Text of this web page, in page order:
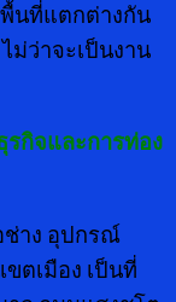
นที่แตกต่างกัน
ม่ว่าจะเป็นงาน
รกิจและการท่อง
ช่าง อุปกรณ์
ตเมือง เป็นที่